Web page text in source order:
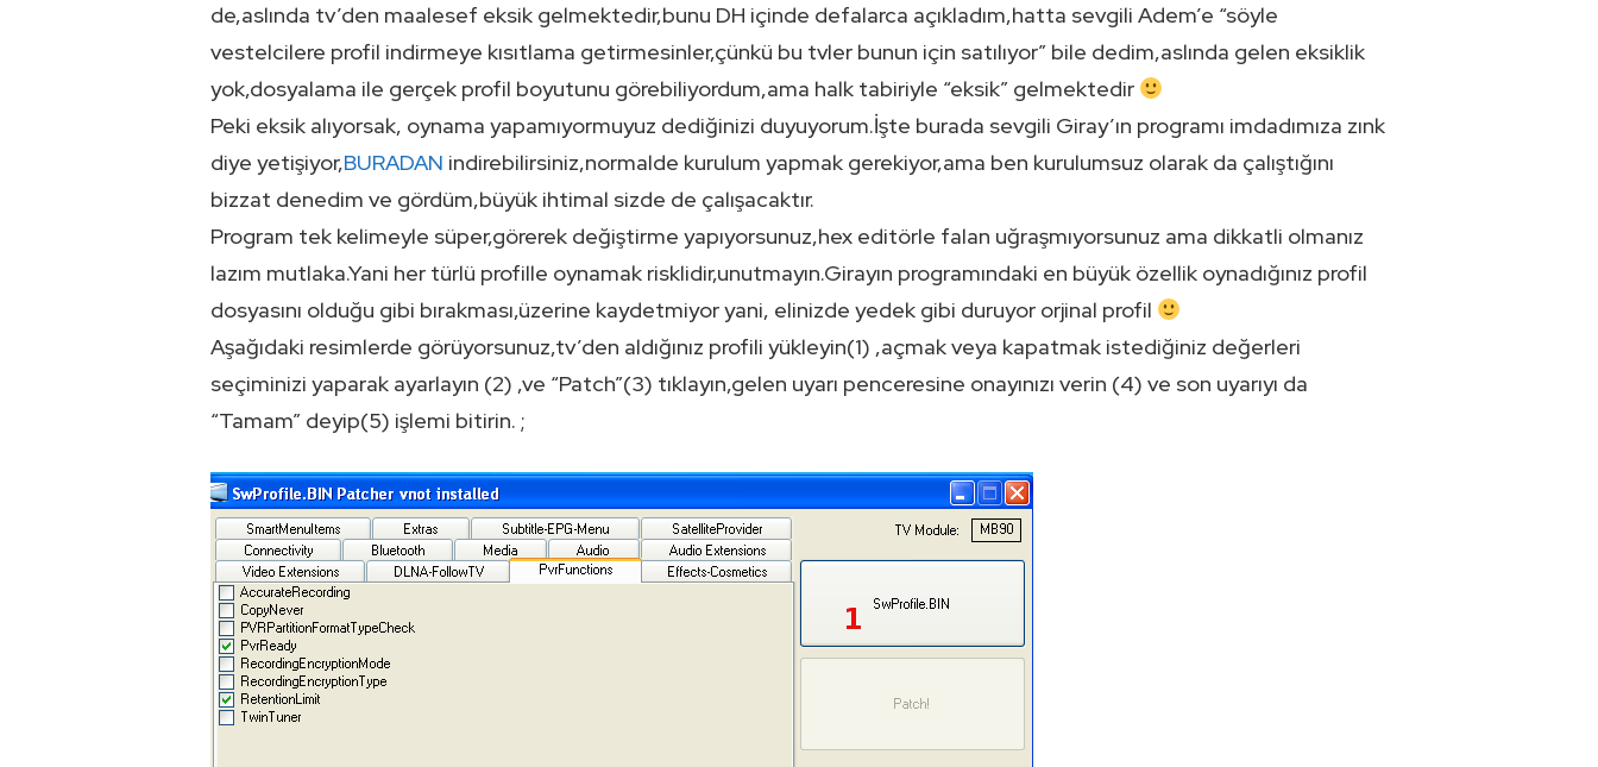
de,aslında tv’den maalesef eksik gelmektedir,bunu DH içinde defalarca açıkladım,hatta sevgili Adem’e “söyle
vestelcilere profil indirmeye kısıtlama getirmesinler,çünkü bu tvler bunun için satılıyor” bile dedim,aslında gelen eksiklik
yok,dosyalama ile gerçek profil boyutunu görebiliyordum,ama halk tabiriyle “eksik” gelmektedir
Peki eksik alıyorsak, oynama yapamıyormuyuz dediğinizi duyuyorum.İşte burada sevgili Giray’ın programı imdadımıza zınk
diye yetişiyor,BURADAN indirebilirsiniz,normalde kurulum yapmak gerekiyor,ama ben kurulumsuz olarak da çalıştığını
bizzat denedim ve gördüm,büyük ihtimal sizde de çalışacaktır.
Program tek kelimeyle süper,görerek değiştirme yapıyorsunuz,hex editörle falan uğraşmıyorsunuz ama dikkatli olmanız
lazım mutlaka.Yani her türlü profille oynamak risklidir,unutmayın.Girayın programındaki en büyük özellik oynadığınız profil
dosyasını olduğu gibi bırakması,üzerine kaydetmiyor yani, elinizde yedek gibi duruyor orjinal profil
Aşağıdaki resimlerde görüyorsunuz,tv’den aldığınız profili yükleyin(1) ,açmak veya kapatmak istediğiniz değerleri
seçiminizi yaparak ayarlayın (2) ,ve “Patch”(3) tıklayın,gelen uyarı penceresine onayınızı verin (4) ve son uyarıyı da
“Tamam” deyip(5) işlemi bitirin. ;